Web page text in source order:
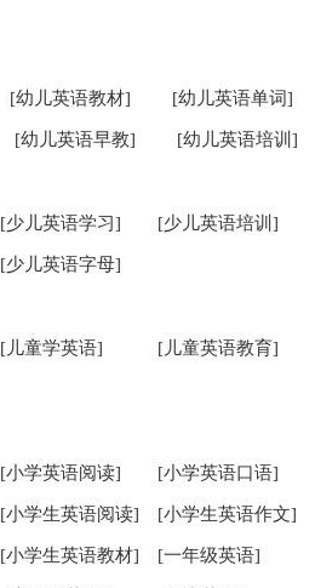
[幼儿英语教材] [幼儿英语单词]
[幼儿英语早教] [幼儿英语培训]
[少儿英语学习] [少儿英语培训]
[少儿英语字母]
[儿童学英语] [儿童英语教育]
[小学英语阅读] [小学英语口语]
[小学生英语阅读] [小学生英语作文]
[小学生英语教材] [一年级英语]